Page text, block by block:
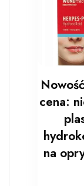
cena:
na